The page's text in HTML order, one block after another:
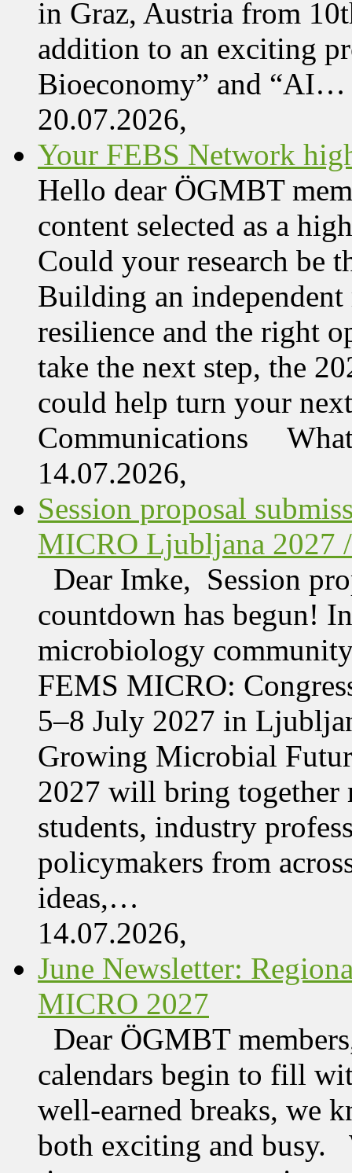
in Graz, Austria from
addition to an exciting
Bioeconomy” and “AI…
20.07.2026,
Your FEBS Network
Hello dear ÖGMBT
content selected as a
Could your research be
Building an independent
resilience and the right
take the next step, the
could help turn your
Communications
14.07.2026,
Session proposal
MICRO Ljubljana 2027
Dear Imke, Session
countdown has begun!
microbiology
FEMS MICRO:
5–8 July 2027 in
Growing Microbial
2027 will bring together
students, industry
policymakers from
ideas,…
14.07.2026,
June Newsletter:
MICRO 2027
Dear ÖGMBT
calendars begin to fill
well-earned breaks, we
both exciting and busy.